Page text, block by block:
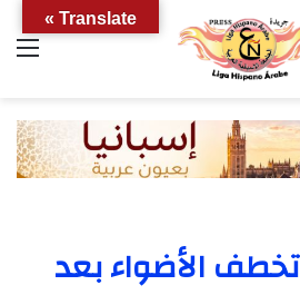
الأضواء بعد
Translate »